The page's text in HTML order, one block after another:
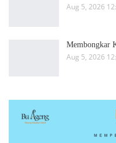
Aug 5, 2026
Membongkar
Aug 5, 2026